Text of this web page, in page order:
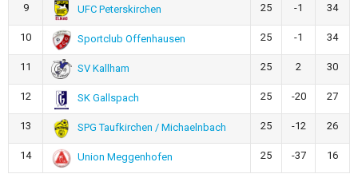
9 UFC Peterskirchen 25 -1 34
10 Sportclub Offenhausen 25 -1 34
11 SV Kallham 25 2 30
12 SK Gallspach 25 -20 27
13 SPG Taufkirchen / Michaelnbach 25 -12 26
14 Union Meggenhofen 25 -37 16